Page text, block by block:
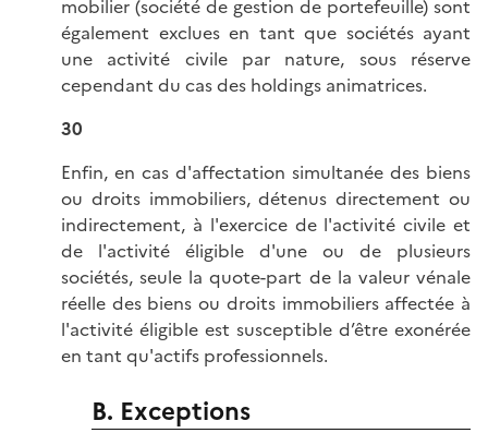
mobilier (société de gestion de portefeuille) sont
également exclues en tant que sociétés ayant
une activité civile par nature, sous réserve
cependant du cas des holdings animatrices.
30
Enfin, en cas d'affectation simultanée des biens
ou droits immobiliers, détenus directement ou
indirectement, à l'exercice de l'activité civile et
de l'activité éligible d'une ou de plusieurs
sociétés, seule la quote-part de la valeur vénale
réelle des biens ou droits immobiliers affectée à
l'activité éligible est susceptible d’être exonérée
en tant qu'actifs professionnels.
B. Exceptions